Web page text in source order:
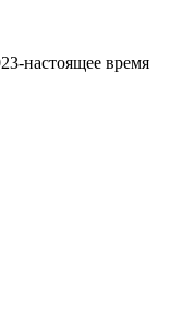
настоящее время